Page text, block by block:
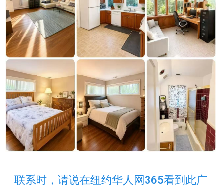
联系时，请说在纽约华人网365看到此广